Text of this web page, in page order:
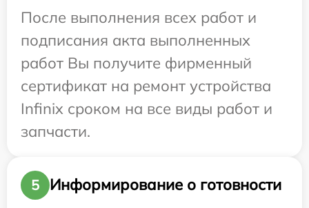
После выполнения всех работ и
подписания акта выполненных
работ Вы получите фирменный
сертификат на ремонт устройства
Infinix сроком на все виды работ и
запчасти.
5
Информирование о готовности